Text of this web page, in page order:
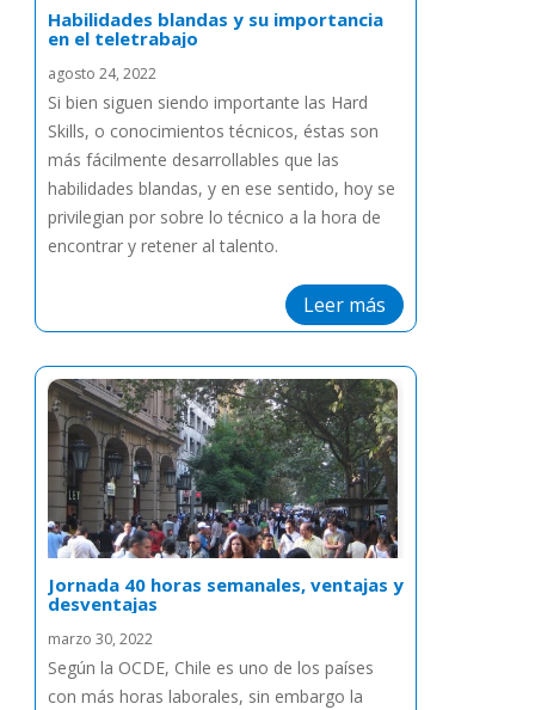
Habilidades blandas y su importancia
en el teletrabajo
agosto 24, 2022
Si bien siguen siendo importante las Hard
Skills, o conocimientos técnicos, éstas son
más fácilmente desarrollables que las
habilidades blandas, y en ese sentido, hoy se
privilegian por sobre lo técnico a la hora de
encontrar y retener al talento.
Leer más
Jornada 40 horas semanales, ventajas y
desventajas
marzo 30, 2022
Según la OCDE, Chile es uno de los países
con más horas laborales, sin embargo la